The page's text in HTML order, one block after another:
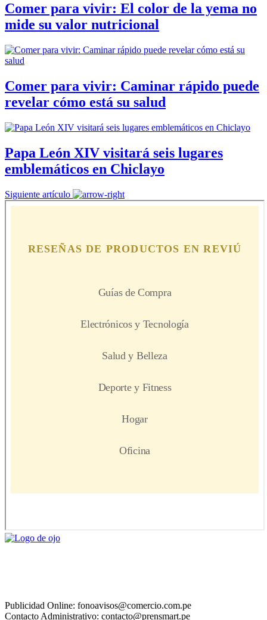
Comer para vivir: El color de la yema no
mide su valor nutricional
Comer para vivir: Caminar rápido puede
revelar cómo está su salud
Papa León XIV visitará seis lugares
emblemáticos en Chiclayo
Siguiente artículo
Publicidad Online: fonoavisos@comercio.com.pe
Contacto Administrativo: contacto@prensmart.pe